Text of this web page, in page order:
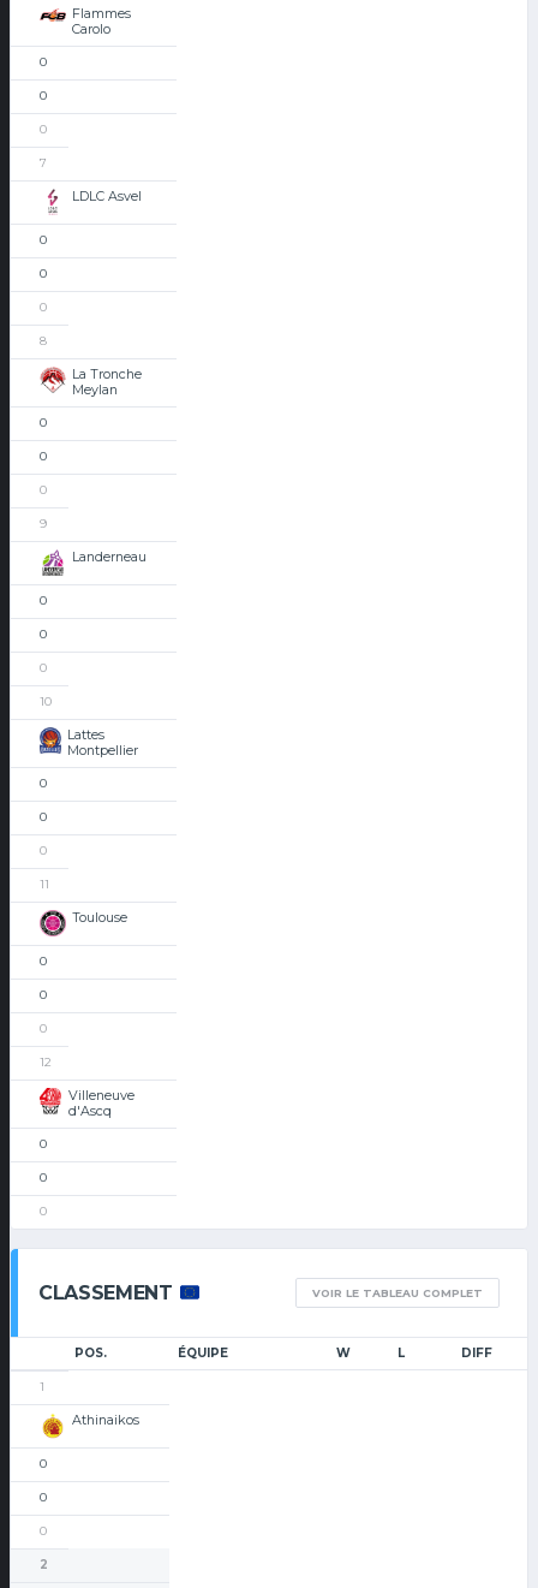
Flammes
Carolo
0
0
0
7
LDLC Asvel
0
0
0
8
La Tronche
Meylan
0
0
0
9
Landerneau
0
0
0
10
Lattes
Montpellier
0
0
0
11
Toulouse
0
0
0
12
Villeneuve
d'Ascq
0
0
0
CLASSEMENT VOIR LE TABLEAU COMPLET
POS. ÉQUIPE W L DIFF
1
Athinaikos
0
0
0
2